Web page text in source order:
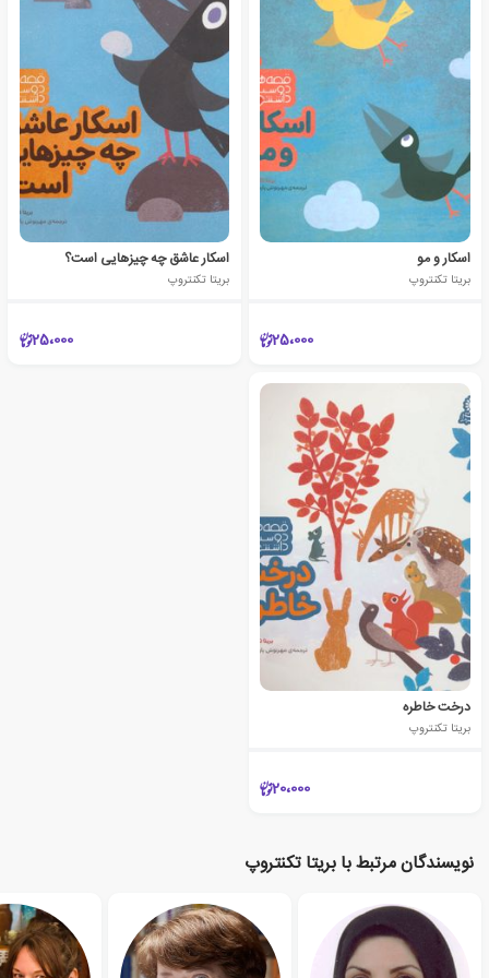
اسکار و مو
بریتا تکنتروپ
25،000
اسکار عاشق چه چیزهایی است؟
بریتا تکنتروپ
25،000
درخت خاطره
بریتا تکنتروپ
20،000
نویسندگان مرتبط با بریتا تکنتروپ